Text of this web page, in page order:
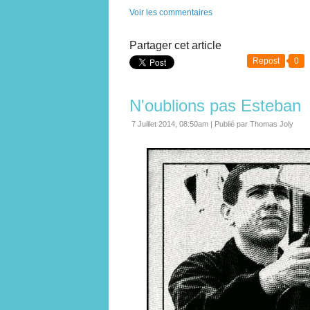
Voir les commentaires
Partager cet article
Repost 0
N'oublions pas Esteban
7 Juillet 2014, 08:50am | Publié par Thomas Joly